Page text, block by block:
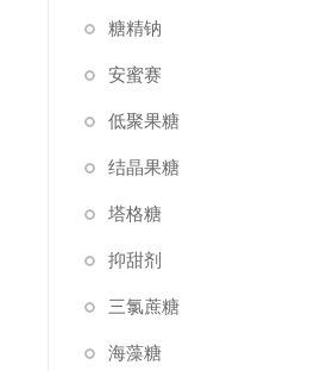
糖精钠
安蜜赛
低聚果糖
结晶果糖
塔格糖
抑甜剂
三氯蔗糖
海藻糖